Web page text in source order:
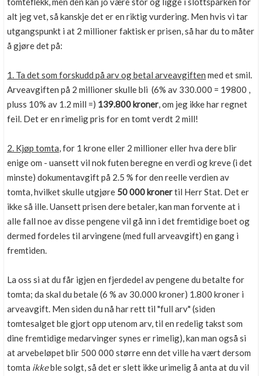
alt jeg vet, så kanskje det er en riktig vurdering. Men hvis vi tar
utgangspunkt i at 2 millioner faktisk er prisen, så har du to måter
å gjøre det på:
1. Ta det som forskudd på arv og betal arveavgiften med et smil.
Arveavgiften på 2 millioner skulle bli (6% av 330.000 = 19800 ,
pluss 10% av 1.2 mill =) 139.800 kroner, om jeg ikke har regnet
feil. Det er en rimelig pris for en tomt verdt 2 mill!
2. Kjøp tomta, for 1 krone eller 2 millioner eller hva dere blir
enige om - uansett vil nok futen beregne en verdi og kreve (i det
minste) dokumentavgift på 2.5 % for den reelle verdien av
tomta, hvilket skulle utgjøre 50 000 kronertil Herr Stat. Det er
ikke så ille. Uansett prisen dere betaler, kan man forvente at i
alle fall noe av disse pengene vil gå inn i det fremtidige boet og
dermed fordeles til arvingene (med full arveavgift) en gang i
fremtiden.
La oss si at du får igjen en fjerdedel av pengene du betalte for
tomta; da skal du betale (6 % av 30.000 kroner) 1.800 kroner i
arveavgift. Men siden du nå har rett til "full arv" (siden
tomtesalget ble gjort opp utenom arv, til en redelig takst som
dine fremtidige medarvinger synes er rimelig), kan man også si
at arvebeløpet blir 500 000 større enn det ville ha vært dersom
tomta ikkeble solgt, så det er slett ikke urimelig å anta at du vil